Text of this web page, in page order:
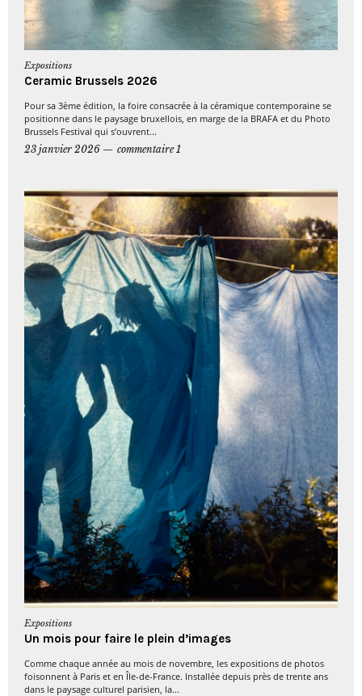
Expositions
Ceramic Brussels 2026
Pour sa 3ème édition, la foire consacrée à la céramique contemporaine se
positionne dans le paysage bruxellois, en marge de la BRAFA et du Photo
Brussels Festival qui s’ouvrent...
23 janvier 2026
commentaire 1
Expositions
Un mois pour faire le plein d’images
Comme chaque année au mois de novembre, les expositions de photos
foisonnent à Paris et en Île-de-France. Installée depuis près de trente ans
dans le paysage culturel parisien, la...